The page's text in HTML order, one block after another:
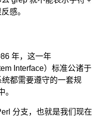
感。
年，这一年
Interface）标准公诸于
都需要遵守的一套规
。
分支，也就是我们现在